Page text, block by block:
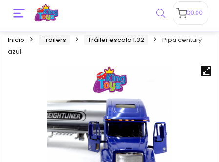
Q0.00
Inicio Trailers Tráiler escala 1.32
Pipa century
azul